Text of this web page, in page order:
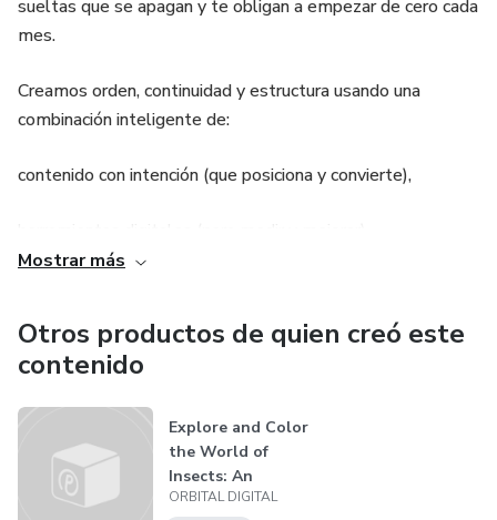
sueltas que se apagan y te obligan a empezar de cero cada
mes.
Creamos orden, continuidad y estructura usando una
combinación inteligente de:
contenido con intención (que posiciona y convierte),
¿El objetivo?
Que tu presencia digital deje de ser un “pendiente” y se
convierta en un proceso estable que atrae, filtra, guía y
convierte.
Mostrar más
Otros productos de quien creó este
contenido
Explore and Color
the World of
Insects: An
Educational Journ...
ORBITAL DIGITAL